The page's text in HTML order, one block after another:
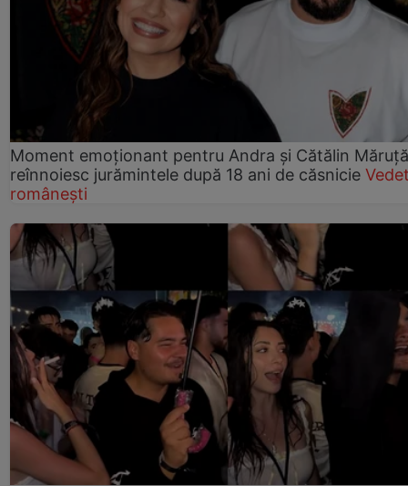
Moment emoționant pentru Andra și Cătălin
reînnoiesc jurămintele după 18 ani de căsnicie
românești